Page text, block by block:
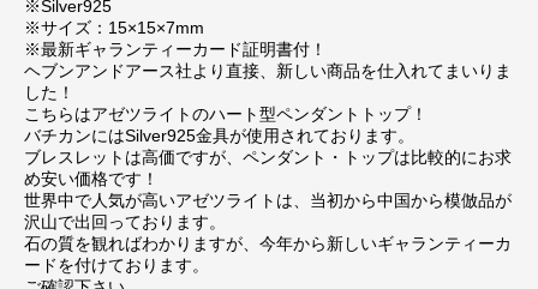
※Silver925
※サイズ：15×15×7mm
※最新ギャランティーカード証明書付！
ヘブンアンドアース社より直接、新しい商品を仕入れてまいりま
した！
こちらはアゼツライトのハート型ペンダントトップ！
バチカンにはSilver925金具が使用されております。
ブレスレットは高価ですが、ペンダント・トップは比較的にお求
め安い価格です！
世界中で人気が高いアゼツライトは、当初から中国から模倣品が
沢山で出回っております。
石の質を観ればわかりますが、今年から新しいギャランティーカ
ードを付けております。